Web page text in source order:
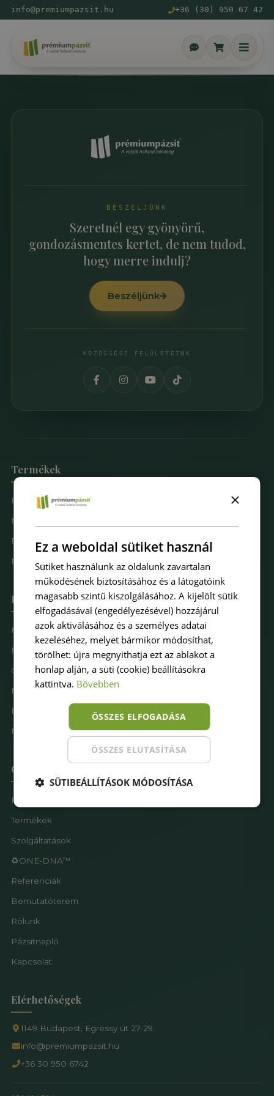
info@premiumpazsit.hu +36 (30) 950 67 42
BESZÉLJÜNK
Szeretnél egy gyönyörű,
gondozásmentes kertet, de nem tudod,
hogy merre indulj?
Beszéljünk
KÖZÖSSÉGI FELÜLETEINK
Termékek
Prémium Pázsit® Műfüvek
Mintarendelés
Fűfal Dekoráció
Műfűkarbantartás
Hova keresel pázsitot
Műfű kertbe
Műfű teraszra
Családbarát műfű
Műfű kutyásoknak
Műfűves sportpálya
Műfű játszótérre
Oldaltérkép
Főoldal
Termékek
Szolgáltatások
♻️ONE-DNA™
Referenciák
Bemutatóterem
Rólunk
Pázsitnapló
Kapcsolat
Elérhetőségek
1149 Budapest, Egressy út 27-29.
info@premiumpazsit.hu
+36 30 950 6742
×
Ez a weboldal sütiket használ
Sütiket használunk az oldalunk zavartalan
működésének biztosításához és a látogatóink
magasabb szintű kiszolgálásához. A kijelölt sütik
elfogadásával (engedélyezésével) hozzájárul
azok aktiválásához és a személyes adatai
kezeléséhez, melyet bármikor módosíthat,
törölhet: újra megnyithatja ezt az ablakot a
honlap alján, a süti (cookie) beállításokra
kattintva. Bővebben
ÖSSZES ELFOGADÁSA
ÖSSZES ELUTASÍTÁSA
SÜTIBEÁLLÍTÁSOK MÓDOSÍTÁSA